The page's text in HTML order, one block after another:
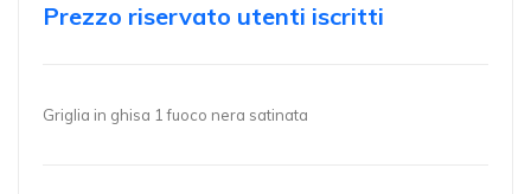
Prezzo riservato utenti iscritti
Griglia in ghisa 1 fuoco nera satinata